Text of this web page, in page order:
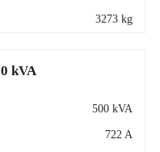
3273 kg
kVA
500 kVA
722 A